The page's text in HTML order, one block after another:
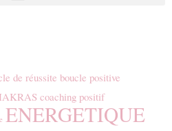
de réussite boucle positive
coaching positif
ENERGETIQUE